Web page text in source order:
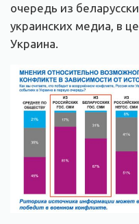
очередь из
украинских медиа, в
Украина.